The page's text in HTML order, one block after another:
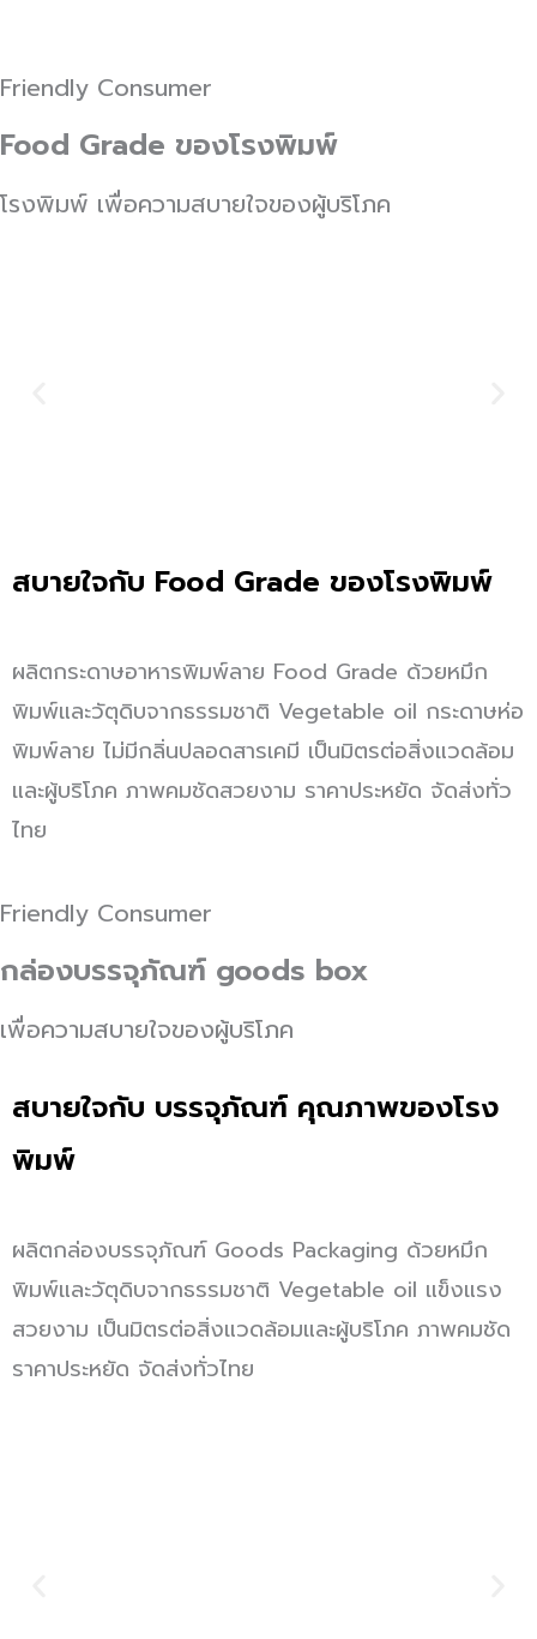
Friendly Consumer
Food Grade ของโรงพิมพ์
โรงพิมพ์ เพื่อความสบายใจของผู้บริโภค
สบายใจกับ Food Grade ของโรงพิมพ์
ผลิตกระดาษอาหารพิมพ์ลาย Food Grade ด้วยหมึก
พิมพ์และวัตุดิบจากธรรมชาติ Vegetable oil กระดาษห่อ
พิมพ์ลาย ไม่มีกลิ่นปลอดสารเคมี เป็นมิตรต่อสิ่งแวดล้อม
และผู้บริโภค ภาพคมชัดสวยงาม ราคาประหยัด จัดส่งทั่ว
ไทย
Friendly Consumer
กล่องบรรจุภัณฑ์ goods box
เพื่อความสบายใจของผู้บริโภค
สบายใจกับ บรรจุภัณฑ์ คุณภาพของโรง
พิมพ์
ผลิตกล่องบรรจุภัณฑ์ Goods Packaging ด้วยหมึก
พิมพ์และวัตุดิบจากธรรมชาติ Vegetable oil แข็งแรง
สวยงาม เป็นมิตรต่อสิ่งแวดล้อมและผู้บริโภค ภาพคมชัด
ราคาประหยัด จัดส่งทั่วไทย